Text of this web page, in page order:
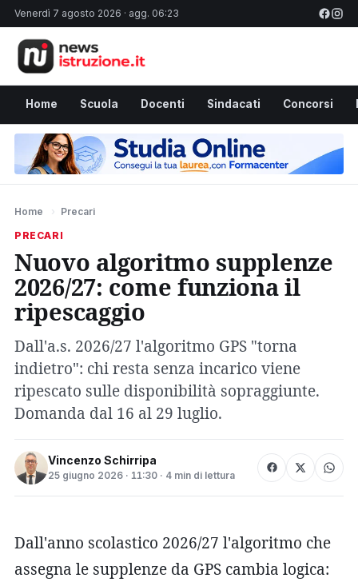
Venerdì 7 agosto 2026 · agg. 06:23
Home Scuola Docenti Sindacati Concorsi
Home › Precari
PRECARI
Nuovo algoritmo supplenze
2026/27: come funziona il
ripescaggio
Dall'a.s. 2026/27 l'algoritmo GPS "torna
indietro": chi resta senza incarico viene
ripescato sulle disponibilità sopraggiunte.
Domanda dal 16 al 29 luglio.
Vincenzo Schirripa
25 giugno 2026 · 11:30 · 4 min di lettura
Dall'anno scolastico 2026/27 l'algoritmo che
assegna le supplenze da GPS cambia logica: